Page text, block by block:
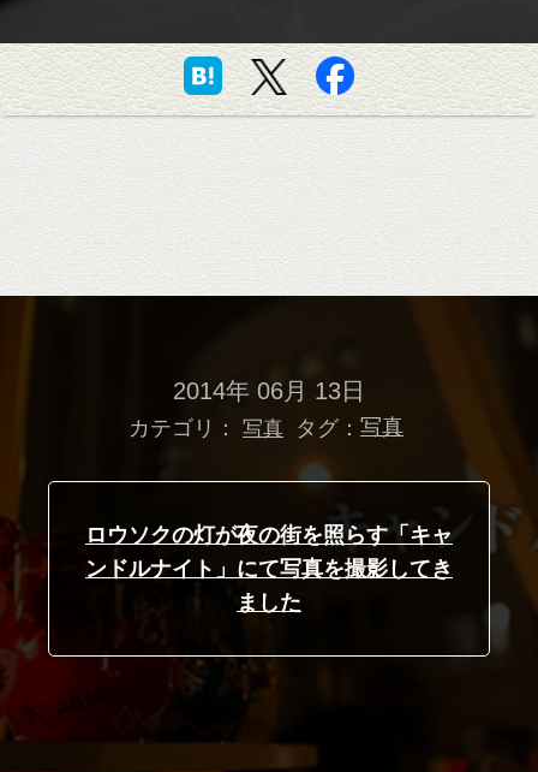
2014年 06月 13日
カテゴリ： 写真 タグ： 写真
ロウソクの灯が夜の街を照らす「キャ
ンドルナイト」にて写真を撮影してき
ました